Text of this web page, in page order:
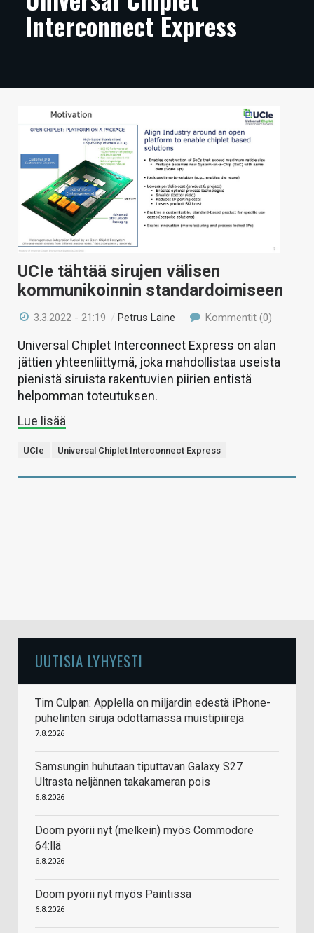
ARTIKKELIT
HINTA.FI
KAUPPA
VAIHDA TEEMA
HAKU
Interconnect Express
UCIe tähtää sirujen välisen
kommunikoinnin standardoimiseen
3.3.2022 - 21:19 /Petrus Laine Kommentit (0)
Universal Chiplet Interconnect Express on alan
jättien yhteenliittymä, joka mahdollistaa useista
pienistä siruista rakentuvien piirien entistä
helpomman toteutuksen.
Lue lisää
UCIe Universal Chiplet Interconnect Express
UUTISIA LYHYESTI
Tim Culpan: Applella on miljardin edestä iPhone-
puhelinten siruja odottamassa muistipiirejä
7.8.2026
Samsungin huhutaan tiputtavan Galaxy S27
Ultrasta neljännen takakameran pois
6.8.2026
Doom pyörii nyt (melkein) myös Commodore
64:llä
6.8.2026
Doom pyörii nyt myös Paintissa
6.8.2026